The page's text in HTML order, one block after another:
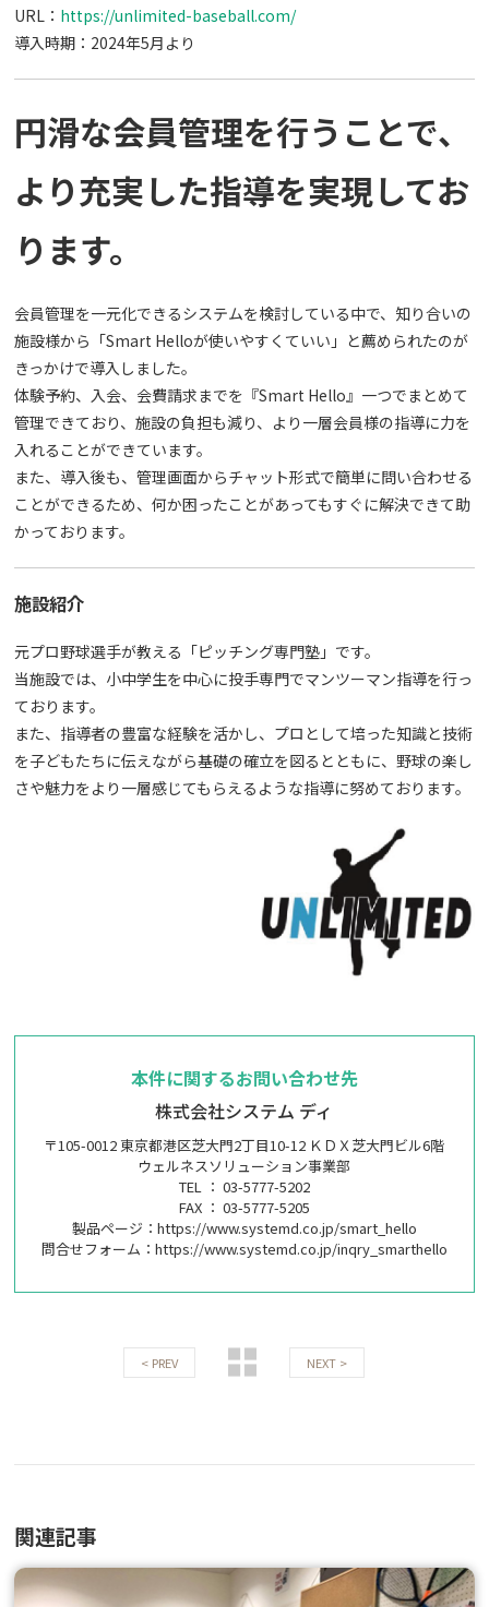
URL： https://unlimited-baseball.com/
導入時期：2024年5月より
円滑な会員管理を行うことで、
より充実した指導を実現してお
ります。
会員管理を一元化できるシステムを検討している中で、知り合いの
施設様から「Smart Helloが使いやすくていい」と薦められたのが
きっかけで導入しました。
体験予約、入会、会費請求までを『Smart Hello』一つでまとめて
管理できており、施設の負担も減り、より一層会員様の指導に力を
入れることができています。
また、導入後も、管理画面からチャット形式で簡単に問い合わせる
ことができるため、何か困ったことがあってもすぐに解決できて助
かっております。
施設紹介
元プロ野球選手が教える「ピッチング専門塾」です。
当施設では、小中学生を中心に投手専門でマンツーマン指導を行っ
ております。
また、指導者の豊富な経験を活かし、プロとして培った知識と技術
を子どもたちに伝えながら基礎の確立を図るとともに、野球の楽し
さや魅力をより一層感じてもらえるような指導に努めております。
本件に関するお問い合わせ先
株式会社システム ディ
〒105-0012 東京都港区芝大門2丁目10-12 ＫＤＸ芝大門ビル6階
ウェルネスソリューション事業部
TEL ： 03-5777-5202
FAX ： 03-5777-5205
製品ページ： https://www.systemd.co.jp/smart_hello
問合せフォーム： https://www.systemd.co.jp/inqry_smarthello
< PREV NEXT >
関連記事